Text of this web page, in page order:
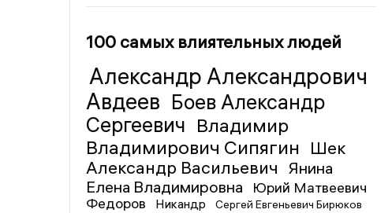
100 самых влиятельных людей
Александр Александрович
Авдеев Боев Александр
Сергеевич Владимир
Владимирович Сипягин Шек
Александр Васильевич
Янина
Елена Владимировна
Юрий Матвеевич
Федоров
Никандр Сергей Евгеньевич Бирюков